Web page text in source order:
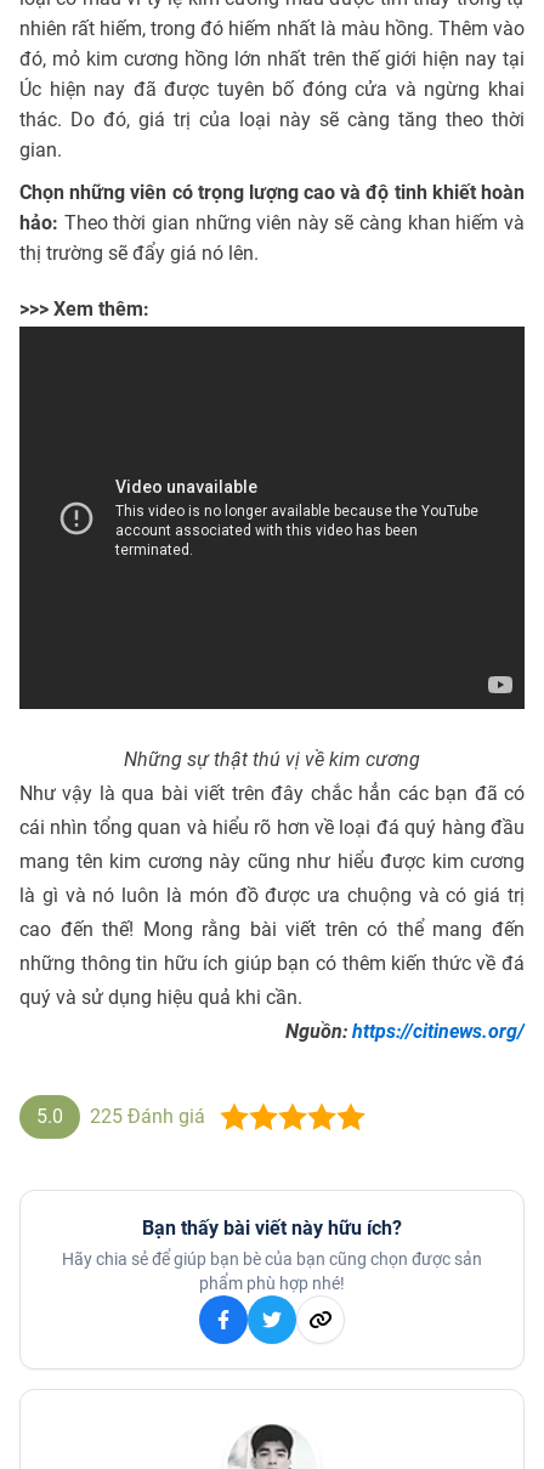
nhiên rất hiếm, trong đó hiếm nhất là màu hồng. Thêm vào
đó, mỏ kim cương hồng lớn nhất trên thế giới hiện nay tại
Úc hiện nay đã được tuyên bố đóng cửa và ngừng khai
thác. Do đó, giá trị của loại này sẽ càng tăng theo thời
gian.
Chọn những viên có trọng lượng cao và độ tinh khiết hoàn
hảo: Theo thời gian những viên này sẽ càng khan hiếm và
thị trường sẽ đẩy giá nó lên.
>>> Xem thêm:
Những sự thật thú vị về kim cương
Như vậy là qua bài viết trên đây chắc hẳn các bạn đã có
cái nhìn tổng quan và hiểu rõ hơn về loại đá quý hàng đầu
mang tên kim cương này cũng như hiểu được kim cương
là gì và nó luôn là món đồ được ưa chuộng và có giá trị
cao đến thế! Mong rằng bài viết trên có thể mang đến
những thông tin hữu ích giúp bạn có thêm kiến thức về đá
quý và sử dụng hiệu quả khi cần.
Nguồn: https://citinews.org/
5.0 225 Đánh giá
Bạn thấy bài viết này hữu ích?
Hãy chia sẻ để giúp bạn bè của bạn cũng chọn được sản
phẩm phù hợp nhé!